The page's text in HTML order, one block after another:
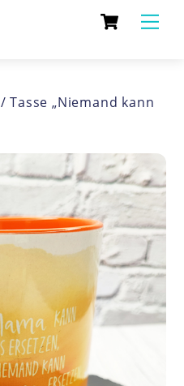
Cart
/ Tasse „Niemand kann